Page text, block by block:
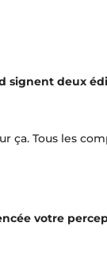
signent deux
ça. Tous les
votre